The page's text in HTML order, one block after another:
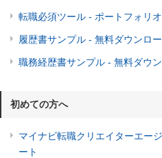
転職必須ツール - ポートフォリ
履歴書サンプル - 無料ダウンロ
職務経歴書サンプル - 無料ダウ
初めての方へ
マイナビ転職クリエイターエー
ート